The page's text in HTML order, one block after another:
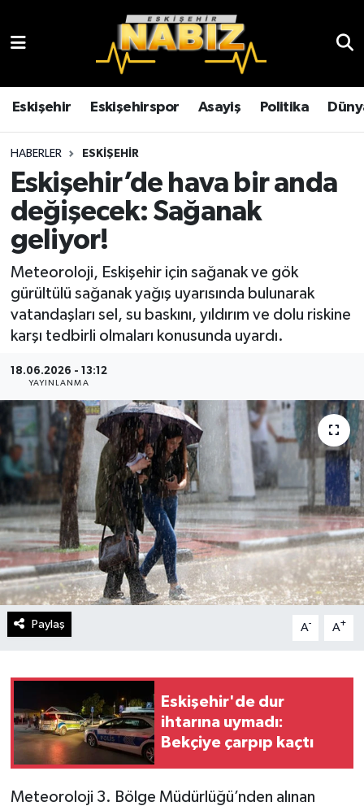
Eskişehir Eskişehirspor Asayiş Politika
HABERLER ESKIŞEHIR
Eskişehir’de hava bir anda
değişecek: Sağanak
geliyor!
Meteoroloji, Eskişehir için sağanak ve gök
gürültülü sağanak yağış uyarısında bulunarak
vatandaşları sel, su baskını, yıldırım ve dolu riskine
karşı tedbirli olmaları konusunda uyardı.
18.06.2026 - 13:12
YAYINLANMA
Paylaş A- A+
Eskişehir'de dur
ihtarına uymadı:
Bekçiye çarpıp kaçtı
Meteoroloji 3. Bölge Müdürlüğü’nden alınan
Çevre
Eğitim
Ekonomi
Eskişehir
Eskişehirspor
Kültür Sanat
Magazin
Politika
Sağlık
Spor
Yaşam
Yurttan
Eskişehir Hava Durumu
Eskişehir Trafik Yoğunluk Haritası
TFF 3.Lig 4.Grup Puan Durumu ve Fikstür
Tüm Manşetler
Son Dakika Haberleri
Haber Arşivi